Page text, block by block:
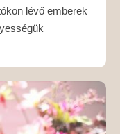
lévő emberek